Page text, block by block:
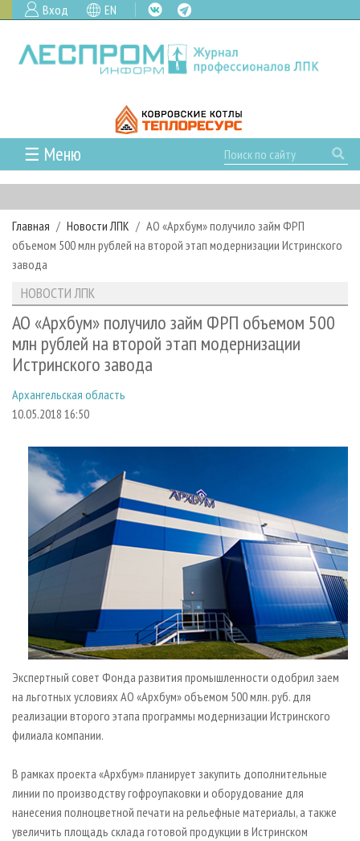
Вход EN
☰ Меню
ГЛАВНАЯ
РУБРИКИ И ТЕМЫ
РУБРИКИ ЖУРНАЛА
ЛЕСНОЕ ХОЗЯЙСТВО
ЛЕСОЗАГОТОВКА
ЛЕСОПИЛЕНИЕ
ДЕРЕВООБРАБОТКА
СУШКА ДРЕВЕСИНЫ
ПРОИЗВОДСТВО ДРЕВЕСНЫХ ПЛИТ
ДЕРЕВЯННОЕ ДОМОСТРОЕНИЕ
ПРОИЗВОДСТВО МЕБЕЛИ
БИОЭНЕРГЕТИКА
ЦБП
ИНСТРУМЕНТ И МАТЕРИАЛЫ
НОВОСТИ
КАЛЕНДАРЬ СОБЫТИЙ
НОВОСТИ ЛПК
НОВОСТИ ЖУРНАЛА
НОВОСТИ КОМПАНИЙ
ПРОЕКТЫ ЛПИ
АНАЛИТИКА
ПРЕДПРИЯТИЯ ЛПК
ЛЕСНЫЕ РЕГИОНЫ РОССИИ
ПЕРСОНЫ
МОБИЛЬНЫЕ ВЫСТАВКИ
ПРИОРИТЕТНЫЕ ИНВЕСТПРОЕКТЫ
RUSSIAN FORESTRY REVIEW
ГАЗЕТА ЛЕСПРОМФОРУМ
БИБЛИОТЕКА СПЕЦИАЛИСТА
АРХИВ
АРХИВ ЖУРНАЛОВ
СТАТЬИ
О ЖУРНАЛЕ
ПОДПИСКА
КОНТАКТЫ
РЕКЛАМОДАТЕЛЯМ
РЕКЛАМА
РЕКЛАМА НА САЙТЕ
Главная Новости ЛПК
АО «Архбум» получило займ ФРП
объемом 500 млн рублей на второй этап модернизации Истринского
завода
НОВОСТИ ЛПК
АО «Архбум» получило займ ФРП объемом 500
млн рублей на второй этап модернизации
Истринского завода
Архангельская область
10.05.2018 16:50
Экспертный совет Фонда развития промышленности одобрил заем
на льготных условиях АО «Архбум» объемом 500 млн. руб. для
реализации второго этапа программы модернизации Истринского
филиала компании.
В рамках проекта «Архбум» планирует закупить дополнительные
линии по производству гофроупаковки и оборудование для
нанесения полноцветной печати на рельефные материалы, а также
увеличить площадь склада готовой продукции в Истринском